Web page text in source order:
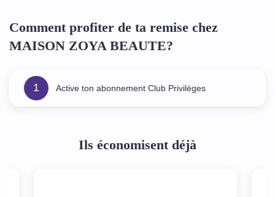
Comment profiter de ta remise chez
MAISON ZOYA BEAUTE?
1 Active ton abonnement Club Privilèges
Ils économisent déjà